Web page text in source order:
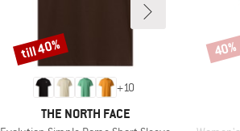
+10
VARUMÄRKE
THE NORTH FACE
Rabatt
till 40% 40%